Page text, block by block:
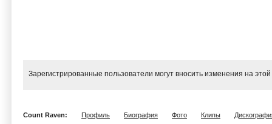
Зарегистрированные пользователи могут вносить изменения на
Count Raven: Профиль Биография Фото Клипы